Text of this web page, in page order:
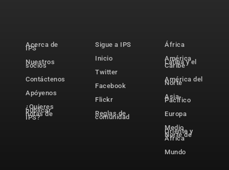
Acerca de
IPS
Nuestros
socios
Contáctenos
Apóyenos
¿Quieres
publicar
notas de
IPS?
Sigue a IPS
Inicio
Twitter
Facebook
Flickr
Reglas de
comunidad
África
América
Latina y el
Caribe
América del
Norte
Asia-
Pacífico
Europa
Medio
Oriente y
Norte de
África
Mundo